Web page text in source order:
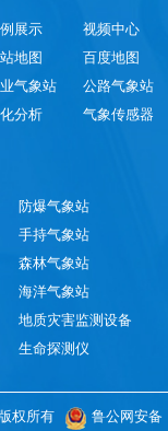
展示
视频中心
地图
百度地图
气象站
公路气象站
分析 气象传感器
防爆气象站
手持气象站
森林气象站
海洋气象站
地质灾害监测设备
生命探测仪
权所有 鲁公网安备